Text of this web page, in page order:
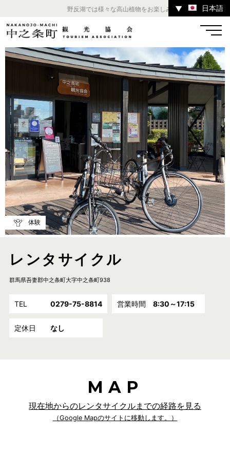
野反湖では様々な高山植物をお楽しみいただけます。 ／ チ
▼ 日本語
宿 お店 スポット
体験 イベント ツアー
中之条町その他のエリア
体験
レンタサイクル
群馬県吾妻郡中之条町大字中之条町938
TEL 0279-75-8814 営業時間 8:30～17:15
定休日 なし
MAP
現在地からのレンタサイクルまでの経路を見る
（Google Mapのサイトに移動します。）